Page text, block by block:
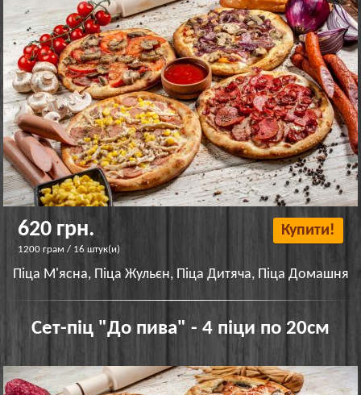
620 грн.
1200 грам / 16 штук(и)
Купити!
Піца М'ясна, Піца Жульєн, Піца Дитяча, Піца Домашня
Сет-піц "До пива" - 4 піци по 20см